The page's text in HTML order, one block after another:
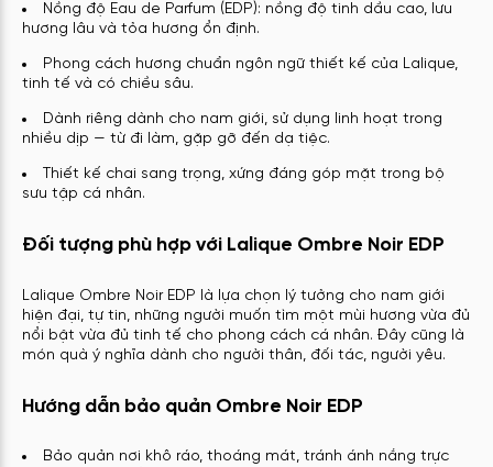
Nồng độ Eau de Parfum (EDP): nồng độ tinh dầu cao, lưu
hương lâu và tỏa hương ổn định.
Phong cách hương chuẩn ngôn ngữ thiết kế của Lalique,
tinh tế và có chiều sâu.
Dành riêng dành cho nam giới, sử dụng linh hoạt trong
nhiều dịp — từ đi làm, gặp gỡ đến dạ tiệc.
Thiết kế chai sang trọng, xứng đáng góp mặt trong bộ
sưu tập cá nhân.
Đối tượng phù hợp với Lalique Ombre Noir EDP
Lalique Ombre Noir EDP là lựa chọn lý tưởng cho nam giới
hiện đại, tự tin, những người muốn tìm một mùi hương vừa đủ
nổi bật vừa đủ tinh tế cho phong cách cá nhân. Đây cũng là
món quà ý nghĩa dành cho người thân, đối tác, người yêu.
Hướng dẫn bảo quản Ombre Noir EDP
Bảo quản nơi khô ráo, thoáng mát, tránh ánh nắng trực